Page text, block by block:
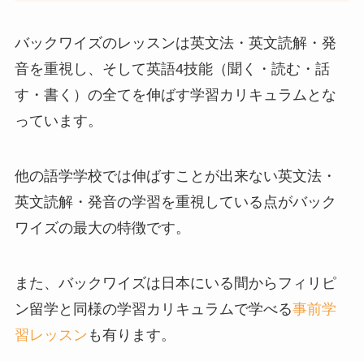
バックワイズのレッスンは英文法・英文読解・発
音を重視し、そして英語4技能（聞く・読む・話
す・書く）の全てを伸ばす学習カリキュラムとな
っています。
他の語学学校では伸ばすことが出来ない英文法・
英文読解・発音の学習を重視している点がバック
ワイズの最大の特徴です。
また、バックワイズは日本にいる間からフィリピ
ン留学と同様の学習カリキュラムで学べる事前学
習レッスン も有ります。